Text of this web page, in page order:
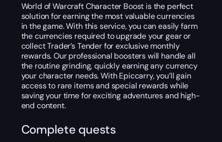
World of Warcraft Character Boost is the perfect
solution for earning the most valuable currencies
in the game. With this service, you can easily farm
the currencies required to upgrade your gear or
collect Trader’s Tender for exclusive monthly
rewards. Our professional boosters will handle all
the routine grinding, quickly earning any currency
your character needs. With Epiccarry, you’ll gain
access to rare items and special rewards while
saving your time for exciting adventures and high-
end content.
Complete quests